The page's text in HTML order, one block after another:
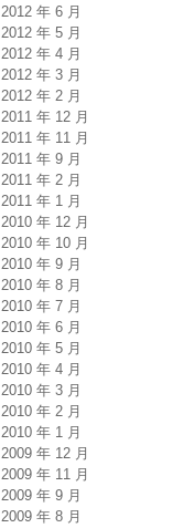
2012 年 6 月
2012 年 5 月
2012 年 4 月
2012 年 3 月
2012 年 2 月
2011 年 12 月
2011 年 11 月
2011 年 9 月
2011 年 2 月
2011 年 1 月
2010 年 12 月
2010 年 10 月
2010 年 9 月
2010 年 8 月
2010 年 7 月
2010 年 6 月
2010 年 5 月
2010 年 4 月
2010 年 3 月
2010 年 2 月
2010 年 1 月
2009 年 12 月
2009 年 11 月
2009 年 9 月
2009 年 8 月